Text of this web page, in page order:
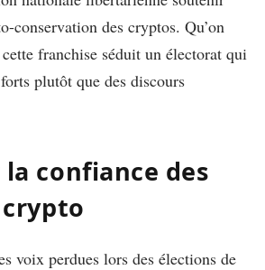
conservation des cryptos. Qu’on
franchise séduit un électorat qui
plutôt que des discours
la confiance des
voix perdues lors des élections de